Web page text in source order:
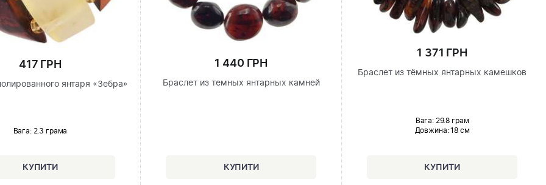
417 ГРН
янтаря «Зебра»
Вага: 2.3 грама
1 440 ГРН
Браслет из темных янтарных камней
1 371 ГРН
Браслет из тёмных янтарных камешков
Вага: 29.8 грам
Довжина:18 см